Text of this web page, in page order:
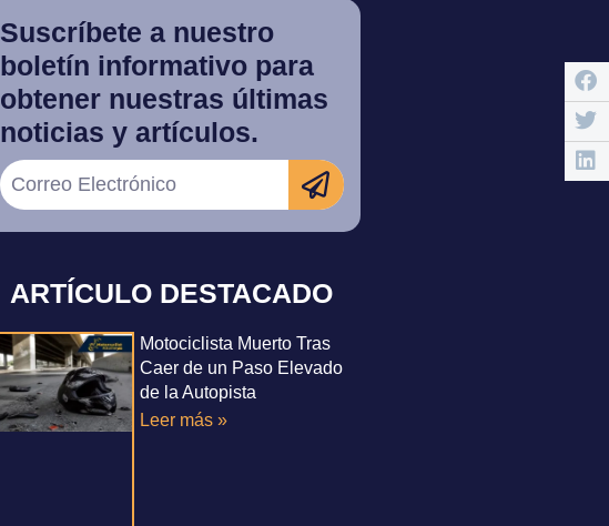
Suscríbete a nuestro
boletín informativo para
obtener nuestras últimas
noticias y artículos.
ARTÍCULO DESTACADO
Motociclista Muerto Tras
Caer de un Paso Elevado
de la Autopista
Leer más »